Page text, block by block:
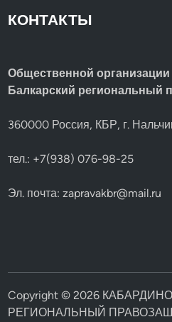
КОНТАКТЫ
Общественной
Балкарский региональный
360000 Россия, КБР, г.
тел.: +7(938) 076-98-25
Эл. почта:zapravakbr@mail.ru
Copyright © 2026
РЕГИОНАЛЬНЫЙ